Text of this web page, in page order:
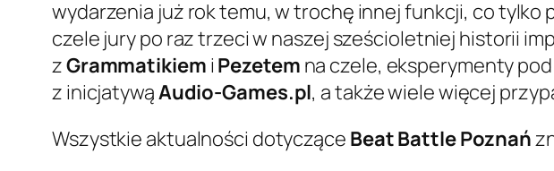
wydarzenia już rok temu, w trochę innej funkcji, co
czele jury po raz trzeci w naszej sześcioletniej historii
zGrammatikiem i Pezetem na czele, eksperymenty
z inicjatywąAudio-Games.pl, a także wiele więcej
Wszystkie aktualności dotyczące Beat Battle Poznań